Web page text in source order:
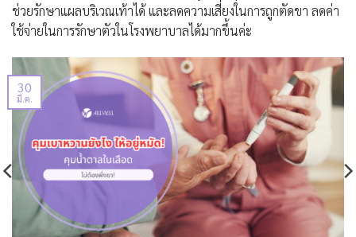
ช่วยรักษาแผลบริเวณเท้าได้ และลดความเสี่ยงในการถูกตัดขา ลดค่า
ใช้จ่ายในการรักษาตัวในโรงพยาบาลได้มากขึ้นค่ะ
30
มี.ค.